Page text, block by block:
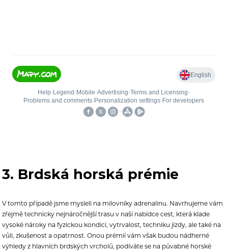
3. Brdská horská prémie
V tomto případě jsme mysleli na milovníky adrenalinu. Navrhujeme vám
zřejmě technicky nejnáročnější trasu v naší nabídce cest, která klade
vysoké nároky na fyzickou kondici, vytrvalost, techniku jízdy, ale také na
vůli, zkušenost a opatrnost. Onou prémií vám však budou nádherné
výhledy z hlavních brdských vrcholů, podíváte se na půvabné horské